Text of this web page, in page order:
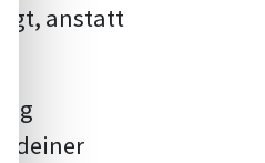
anstatt
deiner